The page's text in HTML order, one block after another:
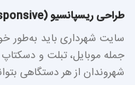
طراحی ریسپانسیو (Responsive)
سایت شهرداری باید به‌طور
جمله موبایل، تبلت و
شهروندان از هر دستگاهی